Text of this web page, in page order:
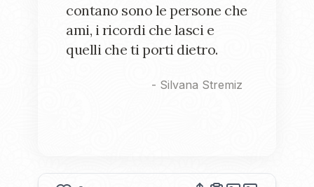
contano sono le persone che
ami, i ricordi che lasci e
quelli che ti porti dietro.
- Silvana Stremiz